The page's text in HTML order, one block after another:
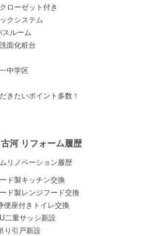
ローゼット付き
クシステム
ルーム
面化粧台
中学区
きたいポイント多数！
河 リフォーム履歴
リノベーション履歴
ド製キッチン交換
ド製レンジフード交換
便座付きトイレ交換
二重サッシ新設
り引戸新設